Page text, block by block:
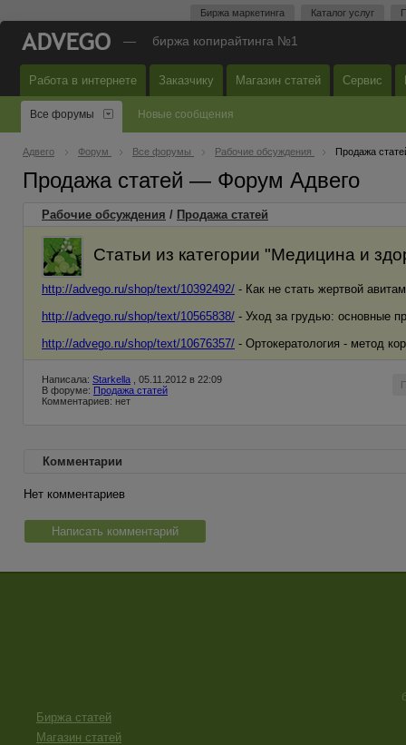
Биржа маркетинга Каталог услуг
— биржа копирайтинга №1
Работа в интернете Заказчику Магазин статей Сервис
Все форумы Новые сообщения
Адвего Форум Все форумы Рабочие обсуждения Продажа
Продажа статей — Форум Адвего
Рабочие обсуждения / Продажа статей
Статьи из категории "Медицина и
http://advego.ru/shop/text/10392492/ - Как не стать жертвой
http://advego.ru/shop/text/10565838/ - Уход за грудью: основные
http://advego.ru/shop/text/10676357/ - Ортокератология - метод
Написала: Starkella , 05.11.2012 в 22:09
В форуме: Продажа статей
Комментариев: нет
Комментарии
Нет комментариев
Написать комментарий
Биржа статей
Магазин статей